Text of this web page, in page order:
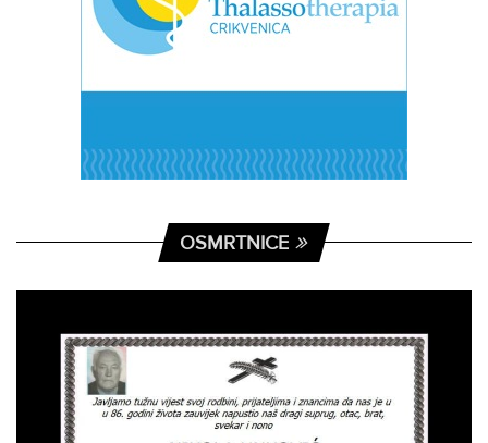
OSMRTNICE